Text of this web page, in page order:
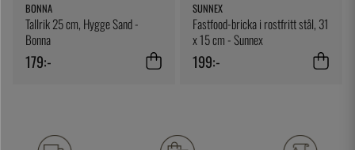
BONNA
Tallrik 25 cm, Hygge Sand -
Bonna
179:-
SUNNEX
Fastfood-bricka i rostfritt stål, 31
x 15 cm - Sunnex
199:-